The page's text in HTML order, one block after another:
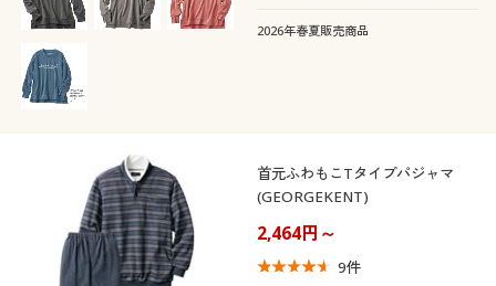
にも普段着にもぴったり♪ふっくらさん
2026年春夏販売商品
首元ふわもこTタイプパジャマ
(GEORGEKENT)
2,464円～
9件